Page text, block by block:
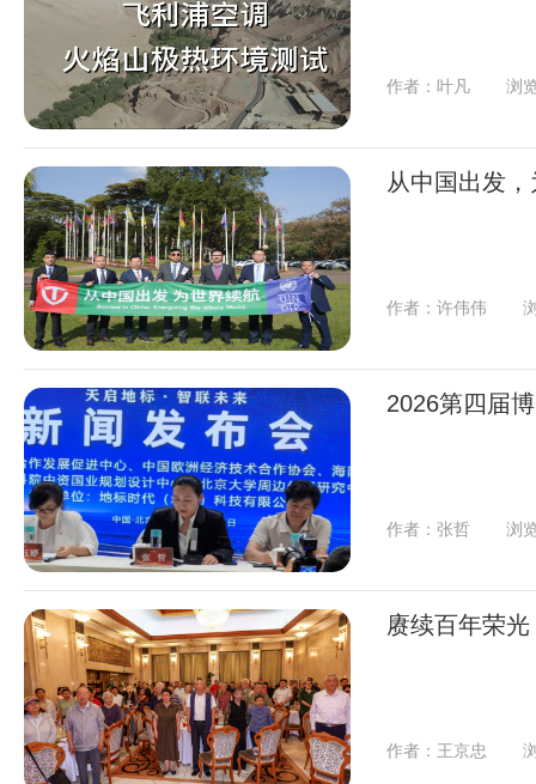
作者：叶凡 浏
从中国出发
作者：许伟伟
2026第四届
作者：张哲 浏
赓续百年荣
作者：王京忠